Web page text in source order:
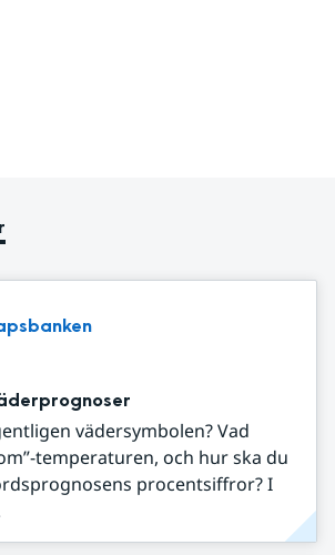
vädersymbolen? Vad
temperaturen, och hur ska du
procentsiffror? I